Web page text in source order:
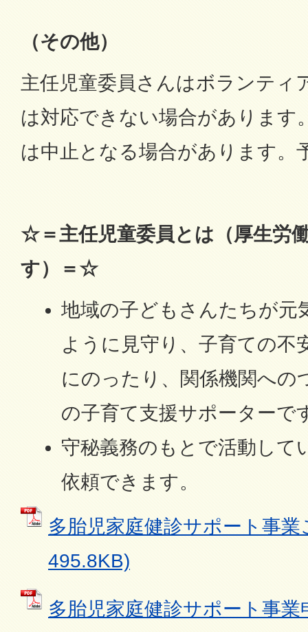
（その他）
主任児童委員さんはボランティ
は対応できない場合があります
は中止となる場合があります。
☆＝主任児童委員とは（厚生労
す）＝☆
地域の子どもさんたちが元
ように見守り、子育ての不
にのったり、関係機関への
の子育て支援サポーターで
守秘義務のもとで活動して
依頼できます。
多胎児家庭健診サポート事
495.8KB)
多胎児家庭健診サポート事業